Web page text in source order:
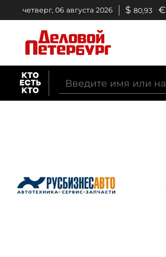
четверг, 06 августа 2026 $ 80,93 €